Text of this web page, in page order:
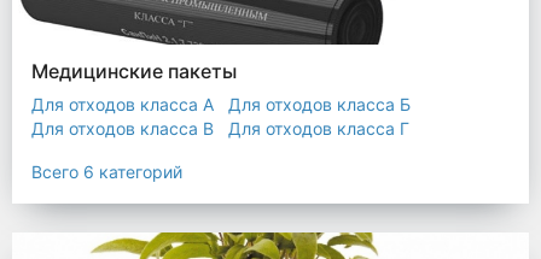
Медицинские пакеты
Для отходов класса А
Для отходов класса Б
Для отходов класса В
Для отходов класса Г
Пакеты термостойкие для утилизатора
Всего 6 категорий